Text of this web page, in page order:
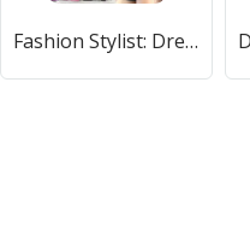
Fashion Stylist: Dress Up Game [МОД Mega Pack] APK Android